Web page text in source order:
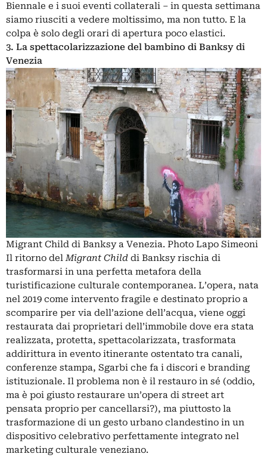
Biennale e i suoi eventi collaterali – in questa settimana
siamo riusciti a vedere moltissimo, ma non tutto. E la
colpa è solo degli orari di apertura poco elastici.
3. La spettacolarizzazione del bambino di Banksy di
Venezia
Migrant Child di Banksy a Venezia. Photo Lapo Simeoni
Il ritorno delMigrant Child di Banksy rischia di
trasformarsi in una perfetta metafora della
turistificazione culturale contemporanea. L’opera, nata
nel 2019 come intervento fragile e destinato proprio a
scomparire per via dell’azione dell’acqua, viene oggi
restaurata dai proprietari dell’immobile dove era stata
realizzata, protetta, spettacolarizzata, trasformata
addirittura in evento itinerante ostentato tra canali,
conferenze stampa, Sgarbi che fa i discori e branding
istituzionale. Il problema non è il restauro in sé (oddio,
ma è poi giusto restaurare un’opera di street art
pensata proprio per cancellarsi?), ma piuttosto la
trasformazione di un gesto urbano clandestino in un
dispositivo celebrativo perfettamente integrato nel
marketing culturale veneziano.